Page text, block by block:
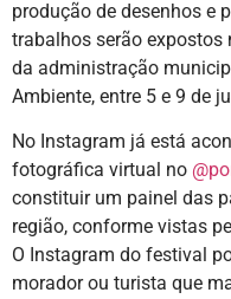
produção de desenhos e
trabalhos serão expostos
da administração
Ambiente, entre 5 e 9 de
No Instagram já está
fotográfica virtual no
constituir um painel das
região, conforme vistas
O Instagram do festival
morador ou turista que